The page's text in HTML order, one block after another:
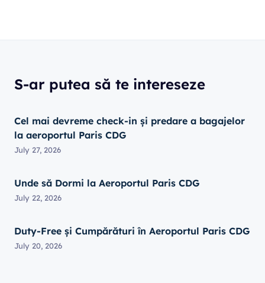
S-ar putea să te intereseze
Cel mai devreme check-in și predare a bagajelor
la aeroportul Paris CDG
July 27, 2026
Unde să Dormi la Aeroportul Paris CDG
July 22, 2026
Duty-Free și Cumpărături în Aeroportul Paris CDG
July 20, 2026